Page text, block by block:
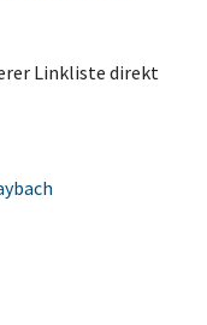
Linkliste direkt